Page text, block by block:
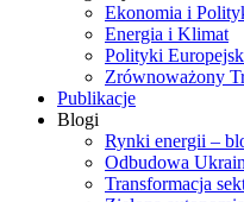
Ekonomia i
Energia i Klimat
Polityki
Zrównoważony
Publikacje
Blogi
Rynki energii –
Odbudowa
Transformacja